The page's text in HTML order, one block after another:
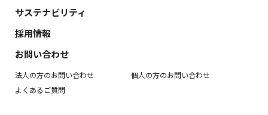
サステナビリティ
採用情報
お問い合わせ
法人の方のお問い合わせ
個人の方のお問い合わせ
よくあるご質問